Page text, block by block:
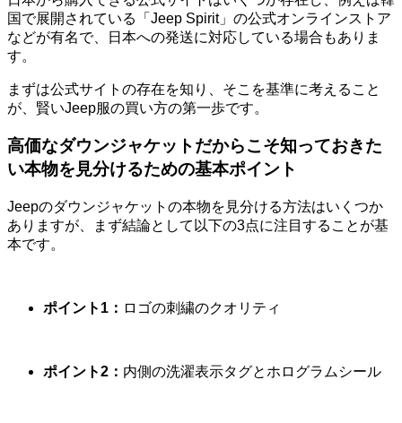
国で展開されている「Jeep Spirit」の公式オンラインストア
などが有名で、日本への発送に対応している場合もありま
す。
まずは公式サイトの存在を知り、そこを基準に考えること
が、賢いJeep服の買い方の第一歩です。
高価なダウンジャケットだからこそ知っておきた
い本物を見分けるための基本ポイント
Jeepのダウンジャケットの本物を見分ける方法はいくつか
ありますが、まず結論として以下の3点に注目することが基
本です。
ポイント1： ロゴの刺繍のクオリティ
ポイント2： 内側の洗濯表示タグとホログラムシール